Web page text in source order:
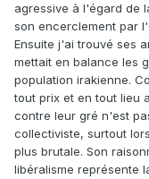
agressive à l'égard de
son encerclement par
Ensuite j'ai trouvé ses
mettait en balance les
population irakienne.
tout prix et en tout lieu
contre leur gré n'est
collectiviste, surtout
plus brutale. Son
libéralisme représente